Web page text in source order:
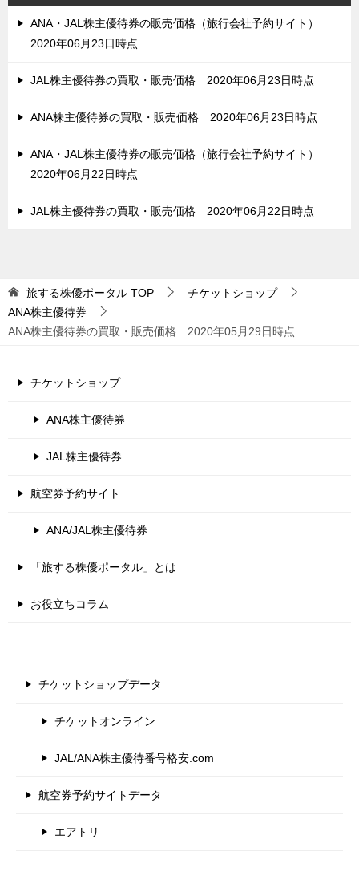
ANA・JAL株主優待券の販売価格（旅行会社予約サイト）
2020年06月23日時点
JAL株主優待券の買取・販売価格 2020年06月23日時点
ANA株主優待券の買取・販売価格 2020年06月23日時点
ANA・JAL株主優待券の販売価格（旅行会社予約サイト）
2020年06月22日時点
JAL株主優待券の買取・販売価格 2020年06月22日時点
旅する株優ポータル TOP
チケットショップ
ANA株主優待券
ANA株主優待券の買取・販売価格 2020年05月29日時点
チケットショップ
ANA株主優待券
JAL株主優待券
航空券予約サイト
ANA/JAL株主優待券
「旅する株優ポータル」とは
お役立ちコラム
チケットショップデータ
チケットオンライン
JAL/ANA株主優待番号格安.com
航空券予約サイトデータ
エアトリ